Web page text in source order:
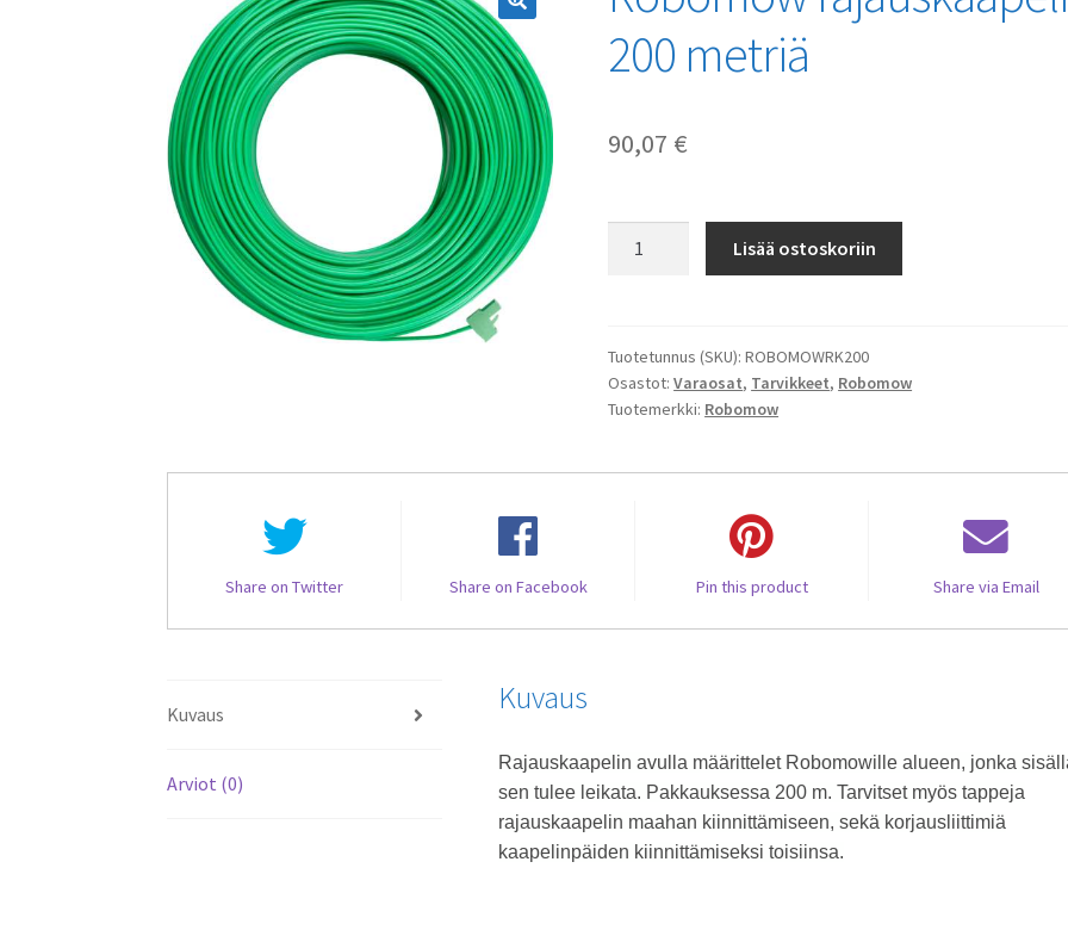
200 metriä
90,07 €
määrä
Lisää ostoskoriin
Tuotetunnus (SKU):ROBOMOWRK200
Osastot:Varaosat, Tarvikkeet, Robomow
Tuotemerkki: Robomow
Share on Twitter Share on Facebook Pin this product Share via Email
Kuvaus
Arviot (0)
Kuvaus
Rajauskaapelin avulla määrittelet Robomowille alueen, jonka
sen tulee leikata. Pakkauksessa 200 m. Tarvitset myös tappeja
rajauskaapelin maahan kiinnittämiseen, sekä korjausliittimiä
kaapelinpäiden kiinnittämiseksi toisiinsa.